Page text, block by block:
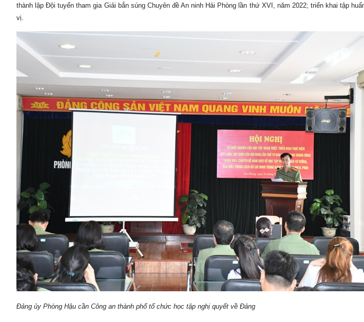
thành lập Đội tuyển tham gia Giải bắn súng Chuyên đề An ninh Hải Phòng lần thứ XVI, năm 2022; triển khai tập
vị.
Đảng ủy Phòng Hậu cần Công an thành phố tổ chức học tập nghị quyết về Đảng